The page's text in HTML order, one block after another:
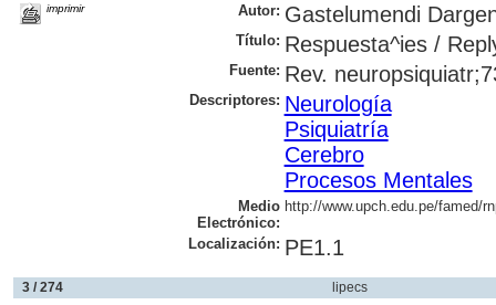
imprimir Autor: Gastelumendi
Título: Respuesta^ies /
Fuente: Rev.
Descriptores: Neurología
Psiquiatría
Cerebro
Procesos Mentales
Medio
Electrónico:
http://www.upch.edu.pe/famed/
Localización: PE1.1
3 / 274 lipecs